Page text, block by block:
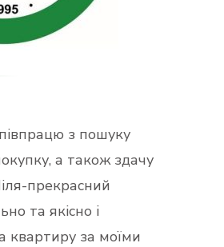
з пошуку
а також здачу
прекрасний
та якісно і
квартиру за моїми